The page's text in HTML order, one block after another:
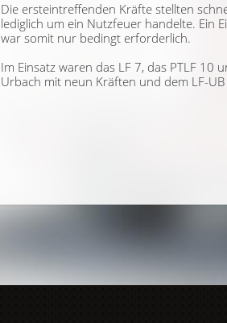
Die ersteintreffenden Kräfte stellten
lediglich um ein Nutzfeuer handelte. Ein
war somit nur bedingt erforderlich.
Im Einsatz waren das LF 7, das PTLF 10
Urbach mit neun Kräften und dem LF-UB